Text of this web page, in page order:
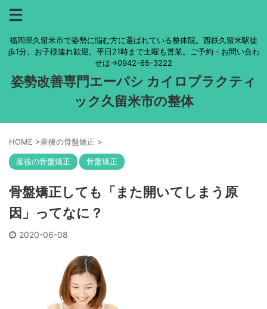
福岡県久留米市で姿勢に悩む方に選ばれている整体院。西鉄久留米駅徒
歩1分。お子様連れ歓迎。平日21時まで土曜も営業。ご予約・お問い合わ
せは→0942-65-3222
姿勢改善専門エーパシ カイロプラクティ
ック久留米市の整体
HOME >産後の骨盤矯正 >
産後の骨盤矯正 骨盤矯正
骨盤矯正しても「また開いてしまう原
因」ってなに？
2020-06-08